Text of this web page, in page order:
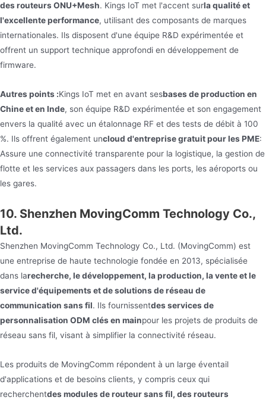
des routeurs ONU+Mesh. Kings IoT met l'accent surla qualité et
l'excellente performance, utilisant des composants de marques
internationales. Ils disposent d'une équipe R&D expérimentée et
offrent un support technique approfondi en développement de
firmware.
Autres points :Kings IoT met en avant sesbases de production en
Chine et en Inde, son équipe R&D expérimentée et son engagement
envers la qualité avec un étalonnage RF et des tests de débit à 100
%. Ils offrent également uncloud d'entreprise gratuit pour les PME:
Assure une connectivité transparente pour la logistique, la gestion de
flotte et les services aux passagers dans les ports, les aéroports ou
les gares.
10. Shenzhen MovingComm Technology Co.,
Ltd.
Shenzhen MovingComm Technology Co., Ltd. (MovingComm) est
une entreprise de haute technologie fondée en 2013, spécialisée
dans larecherche, le développement, la production, la vente et le
service d'équipements et de solutions de réseau de
communication sans fil. Ils fournissentdes services de
personnalisation ODM clés en mainpour les projets de produits de
réseau sans fil, visant à simplifier la connectivité réseau.
Les produits de MovingComm répondent à un large éventail
d'applications et de besoins clients, y compris ceux qui
recherchentdes modules de routeur sans fil, des routeurs